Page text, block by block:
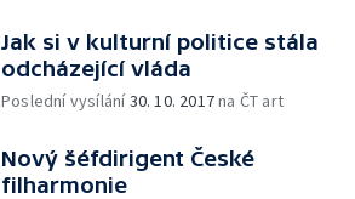
Jak si v kulturní politice stála
odcházející vláda
Poslední vysílání30. 10. 2017na ČT art
Nový šéfdirigent České
filharmonie